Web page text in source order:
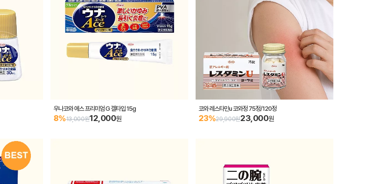
우나코와 에스 프리미엄 G 겔타입 15g
8%13,000원12,000원
코와 레스타민u 코와정 75정/120정
23%29,900원23,000원